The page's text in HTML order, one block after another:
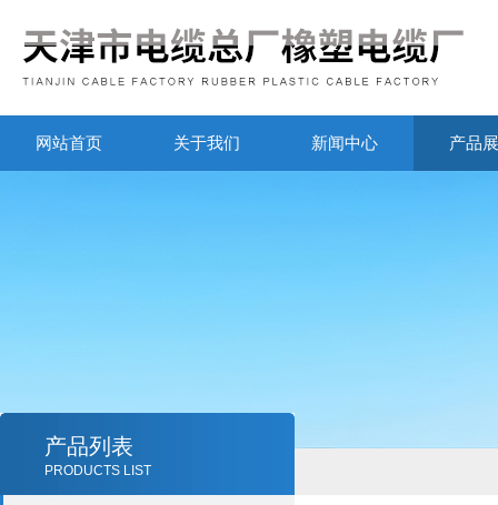
网站首页 关于我们 新闻中心 产品
产品列表
PRODUCTS LIST